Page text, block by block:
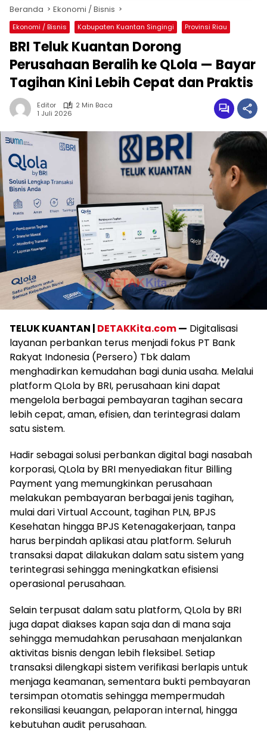
Beranda Ekonomi / Bisnis
Ekonomi / Bisnis Kabupaten Kuantan Singingi Provinsi Riau
BRI Teluk Kuantan Dorong
Perusahaan Beralih ke QLola — Bayar
Tagihan Kini Lebih Cepat dan Praktis
Editor
2 Min Baca
1 Juli 2026
TELUK KUANTAN | DETAKKita.com— Digitalisasi
layanan perbankan terus menjadi fokus PT Bank
Rakyat Indonesia (Persero) Tbk dalam
menghadirkan kemudahan bagi dunia usaha. Melalui
platform QLola by BRI, perusahaan kini dapat
mengelola berbagai pembayaran tagihan secara
lebih cepat, aman, efisien, dan terintegrasi dalam
satu sistem.
Hadir sebagai solusi perbankan digital bagi nasabah
korporasi, QLola by BRI menyediakan fitur Billing
Payment yang memungkinkan perusahaan
melakukan pembayaran berbagai jenis tagihan,
mulai dari Virtual Account, tagihan PLN, BPJS
Kesehatan hingga BPJS Ketenagakerjaan, tanpa
harus berpindah aplikasi atau platform. Seluruh
transaksi dapat dilakukan dalam satu sistem yang
terintegrasi sehingga meningkatkan efisiensi
operasional perusahaan.
Selain terpusat dalam satu platform, QLola by BRI
juga dapat diakses kapan saja dan di mana saja
sehingga memudahkan perusahaan menjalankan
aktivitas bisnis dengan lebih fleksibel. Setiap
transaksi dilengkapi sistem verifikasi berlapis untuk
menjaga keamanan, sementara bukti pembayaran
tersimpan otomatis sehingga mempermudah
rekonsiliasi keuangan, pelaporan internal, hingga
kebutuhan audit perusahaan.